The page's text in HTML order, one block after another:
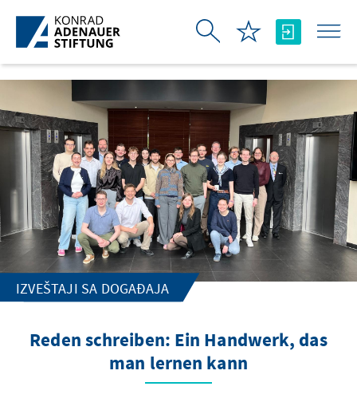
Skip to Main Content
IZVEŠTAJI SA DOGAĐAJA
Reden schreiben: Ein Handwerk, das
man lernen kann